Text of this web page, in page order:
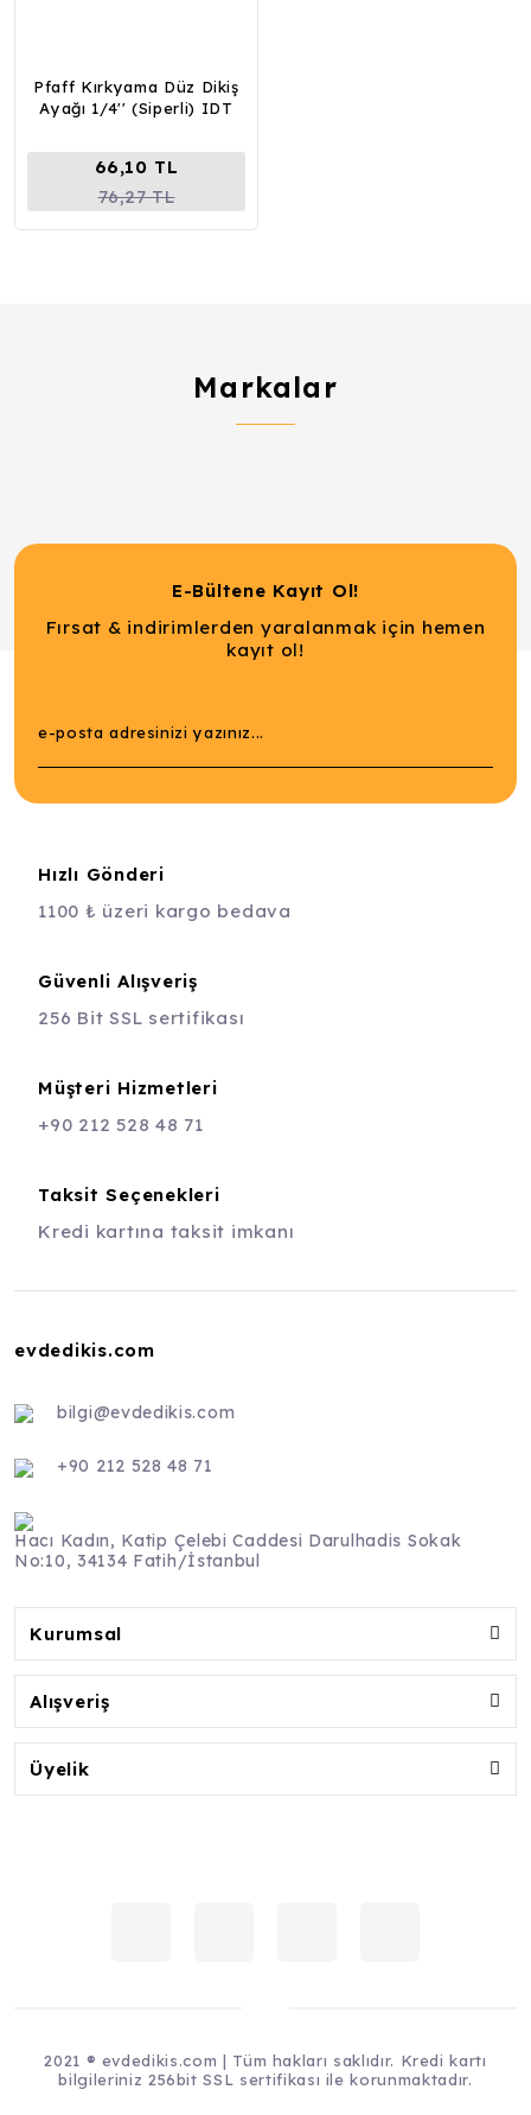
Pfaff Kırkyama Düz Dikiş
Ayağı 1/4'' (Siperli) IDT
66,10 TL
76,27 TL
Markalar
E-Bültene Kayıt Ol!
Fırsat & indirimlerden yaralanmak için hemen
kayıt ol!
Hızlı Gönderi
1100 ₺ üzeri kargo bedava
Güvenli Alışveriş
256 Bit SSL sertifikası
Müşteri Hizmetleri
+90 212 528 48 71
Taksit Seçenekleri
Kredi kartına taksit imkanı
evdedikis.com
bilgi@evdedikis.com
+90 212 528 48 71
Hacı Kadın, Katip Çelebi Caddesi Darulhadis Sokak
No:10, 34134 Fatih/İstanbul
Kurumsal
Alışveriş
Üyelik
2021 ® evdedikis.com | Tüm hakları saklıdır. Kredi kartı
bilgileriniz 256bit SSL sertifikası ile korunmaktadır.